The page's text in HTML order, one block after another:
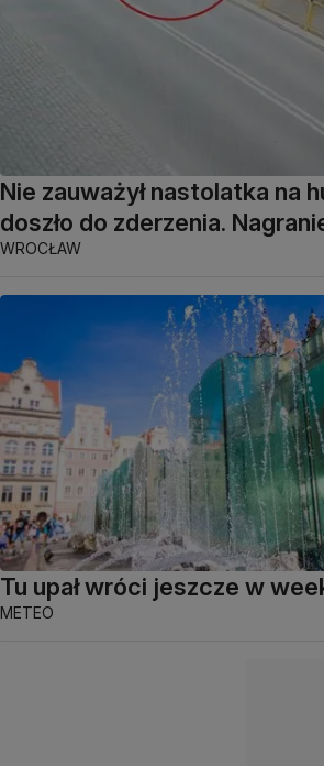
Nie zauważył nastolatka na
doszło do zderzenia.
WROCŁAW
Tu upał wróci jeszcze w
METEO